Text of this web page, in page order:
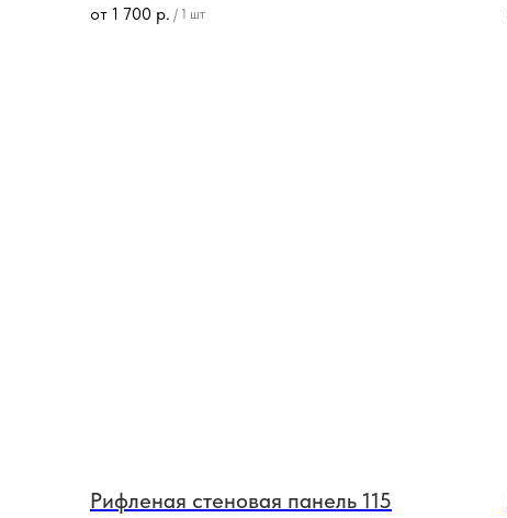
от 1 700 р. / 1 шт
Рифленая стеновая панель 115